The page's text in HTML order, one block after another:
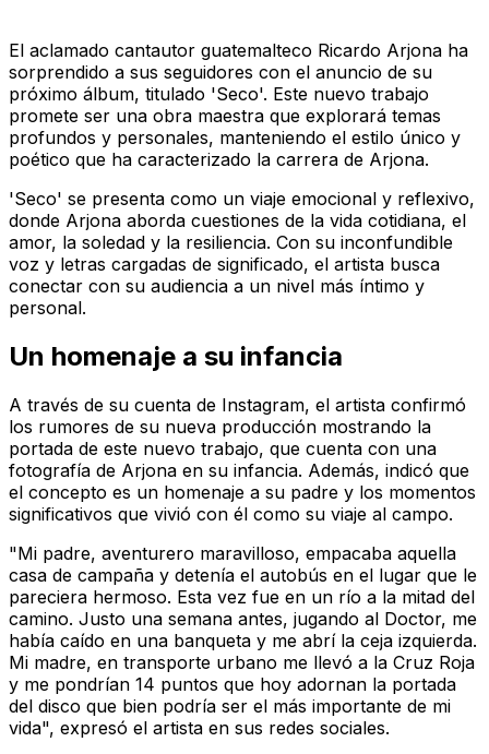
El aclamado cantautor guatemalteco Ricardo Arjona ha
sorprendido a sus seguidores con el anuncio de su
próximo álbum, titulado 'Seco'. Este nuevo trabajo
promete ser una obra maestra que explorará temas
profundos y personales, manteniendo el estilo único y
poético que ha caracterizado la carrera de Arjona.
'Seco' se presenta como un viaje emocional y reflexivo,
donde Arjona aborda cuestiones de la vida cotidiana, el
amor, la soledad y la resiliencia. Con su inconfundible
voz y letras cargadas de significado, el artista busca
conectar con su audiencia a un nivel más íntimo y
personal.
Un homenaje a su infancia
A través de su cuenta de Instagram, el artista confirmó
los rumores de su nueva producción mostrando la
portada de este nuevo trabajo, que cuenta con una
fotografía de Arjona en su infancia. Además, indicó que
el concepto es un homenaje a su padre y los momentos
significativos que vivió con él como su viaje al campo.
"Mi padre, aventurero maravilloso, empacaba aquella
casa de campaña y detenía el autobús en el lugar que le
pareciera hermoso. Esta vez fue en un río a la mitad del
camino. Justo una semana antes, jugando al Doctor, me
había caído en una banqueta y me abrí la ceja izquierda.
Mi madre, en transporte urbano me llevó a la Cruz Roja
y me pondrían 14 puntos que hoy adornan la portada
del disco que bien podría ser el más importante de mi
vida", expresó el artista en sus redes sociales.